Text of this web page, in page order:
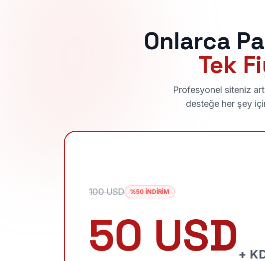
Onlarca
Tek
Profesyonel siteniz
desteğe her şey
100 USD %50 İNDİRİM
50 USD +